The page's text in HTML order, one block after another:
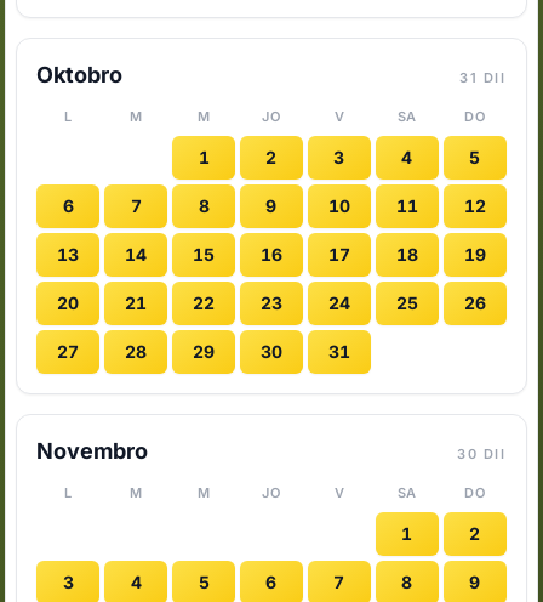
Oktobro 31 DII
L M M JO V SA DO
1 2 3 4 5
6 7 8 9 10 11 12
13 14 15 16 17 18 19
20 21 22 23 24 25 26
27 28 29 30 31
Novembro 30 DII
L M M JO V SA DO
1 2
3 4 5 6 7 8 9